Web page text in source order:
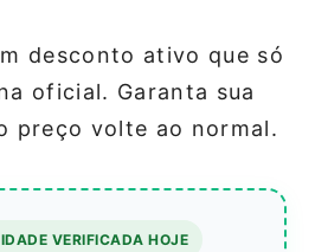
desconto ativo que só
oficial. Garanta sua
preço volte ao normal.
VERIFICADA HOJE